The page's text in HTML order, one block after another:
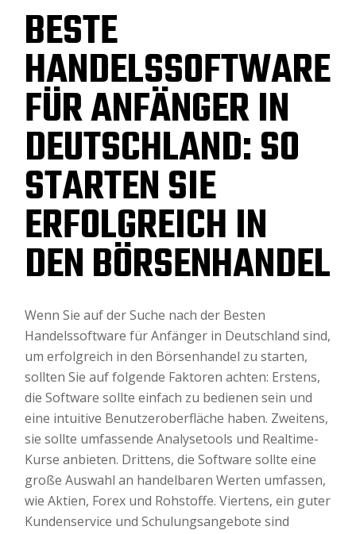
BESTE
HANDELSSOFTWARE
FÜR ANFÄNGER IN
DEUTSCHLAND: SO
STARTEN SIE
ERFOLGREICH IN
DEN BÖRSENHANDEL
Wenn Sie auf der Suche nach der Besten
Handelssoftware für Anfänger in Deutschland sind,
um erfolgreich in den Börsenhandel zu starten,
sollten Sie auf folgende Faktoren achten: Erstens,
die Software sollte einfach zu bedienen sein und
eine intuitive Benutzeroberfläche haben. Zweitens,
sie sollte umfassende Analysetools und Realtime-
Kurse anbieten. Drittens, die Software sollte eine
große Auswahl an handelbaren Werten umfassen,
wie Aktien, Forex und Rohstoffe. Viertens, ein guter
Kundenservice und Schulungsangebote sind